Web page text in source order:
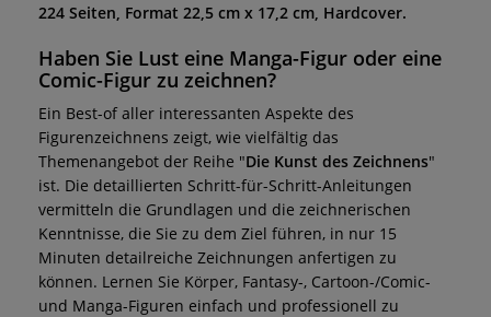
224 Seiten, Format 22,5 cm x 17,2 cm, Hardcover.
Haben Sie Lust eine Manga-Figur oder eine
Comic-Figur zu zeichnen?
Ein Best-of aller interessanten Aspekte des
Figurenzeichnens zeigt, wie vielfältig das
Themenangebot der Reihe "Die Kunst des Zeichnens"
ist. Die detaillierten Schritt-für-Schritt-Anleitungen
vermitteln die Grundlagen und die zeichnerischen
Kenntnisse, die Sie zu dem Ziel führen, in nur 15
Minuten detailreiche Zeichnungen anfertigen zu
können. Lernen Sie Körper, Fantasy-, Cartoon-/Comic-
und Manga-Figuren einfach und professionell zu